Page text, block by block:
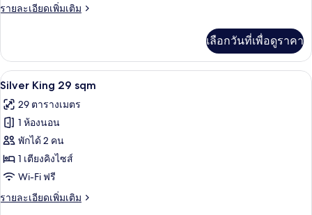
sqm
รายละเอียดเพิ่มเติม
ราย
เกี่ยว
กับ
Bronze
27
sqm
เลือกวันที่เพื่อดูราคา
เปิด
ภาพถ่าย
ทั้งหมด
ของ
Silver
King
sqm
Silver King 29 sqm | ผ้าปูที่นอนฝ้ายอี
12
Silver King 29 sqm
29 ตารางเมตร
1 ห้องนอน
พักได้ 2 คน
1 เตียงคิงไซส์
Wi-Fi ฟรี
รายละเอียดเพิ่มเติม
ราย